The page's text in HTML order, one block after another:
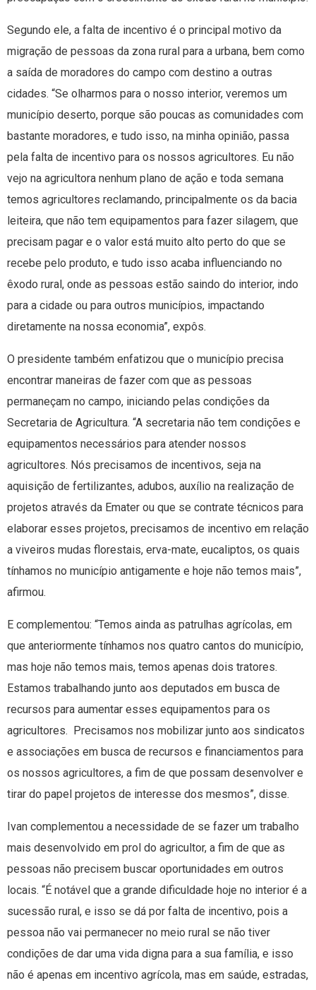
Segundo ele, a falta de incentivo é o principal motivo da
migração de pessoas da zona rural para a urbana, bem como
a saída de moradores do campo com destino a outras
cidades. “Se olharmos para o nosso interior, veremos um
município deserto, porque são poucas as comunidades com
bastante moradores, e tudo isso, na minha opinião, passa
pela falta de incentivo para os nossos agricultores. Eu não
vejo na agricultora nenhum plano de ação e toda semana
temos agricultores reclamando, principalmente os da bacia
leiteira, que não tem equipamentos para fazer silagem, que
precisam pagar e o valor está muito alto perto do que se
recebe pelo produto, e tudo isso acaba influenciando no
êxodo rural, onde as pessoas estão saindo do interior, indo
para a cidade ou para outros municípios, impactando
diretamente na nossa economia”, expôs.
O presidente também enfatizou que o município precisa
encontrar maneiras de fazer com que as pessoas
permaneçam no campo, iniciando pelas condições da
Secretaria de Agricultura. “A secretaria não tem condições e
equipamentos necessários para atender nossos
agricultores. Nós precisamos de incentivos, seja na
aquisição de fertilizantes, adubos, auxílio na realização de
projetos através da Emater ou que se contrate técnicos para
elaborar esses projetos, precisamos de incentivo em relação
a viveiros mudas florestais, erva-mate, eucaliptos, os quais
tínhamos no município antigamente e hoje não temos mais”,
afirmou.
E complementou: “Temos ainda as patrulhas agrícolas, em
que anteriormente tínhamos nos quatro cantos do município,
mas hoje não temos mais, temos apenas dois tratores.
Estamos trabalhando junto aos deputados em busca de
recursos para aumentar esses equipamentos para os
agricultores. Precisamos nos mobilizar junto aos sindicatos
e associações em busca de recursos e financiamentos para
os nossos agricultores, a fim de que possam desenvolver e
tirar do papel projetos de interesse dos mesmos”, disse.
Ivan complementou a necessidade de se fazer um trabalho
mais desenvolvido em prol do agricultor, a fim de que as
pessoas não precisem buscar oportunidades em outros
locais. “É notável que a grande dificuldade hoje no interior é a
sucessão rural, e isso se dá por falta de incentivo, pois a
pessoa não vai permanecer no meio rural se não tiver
condições de dar uma vida digna para a sua família, e isso
não é apenas em incentivo agrícola, mas em saúde, estradas,